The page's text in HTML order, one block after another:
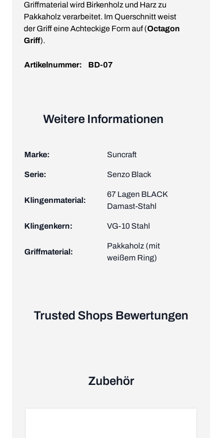
Griffmaterial wird Birkenholz und Harz zu
Pakkaholz verarbeitet. Im Querschnitt weist
der Griff eine Achteckige Form auf (Octagon
Griff).
Artikelnummer: BD-07
Weitere Informationen
Marke: Suncraft
Serie: Senzo Black
Klingenmaterial:
67 Lagen BLACK
Damast-Stahl
Klingenkern: VG-10 Stahl
Griffmaterial:
Pakkaholz (mit
weißem Ring)
Trusted Shops Bewertungen
Zubehör